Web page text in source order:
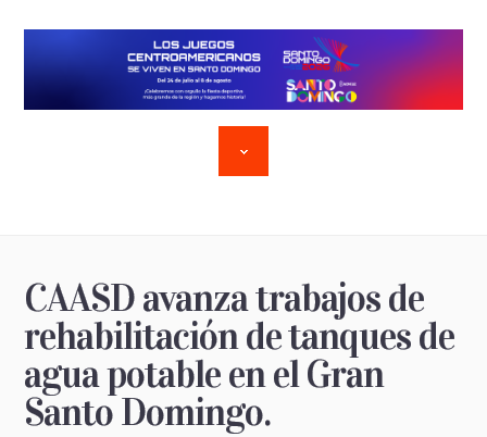
CAASD avanza trabajos de
rehabilitación de tanques de
agua potable en el Gran
Santo Domingo.